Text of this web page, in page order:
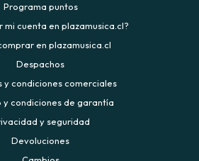
Programa puntos
mi cuenta en plazamusica.cl?
en plazamusica.cl
Despachos
y condiciones comerciales
y condiciones de garantía
y seguridad
Devoluciones